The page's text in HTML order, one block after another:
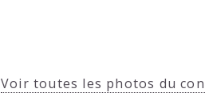
Voir toutes les photos du